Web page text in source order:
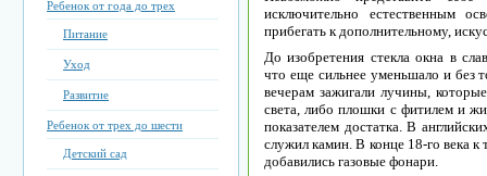
Ребенок от года до трех
Питание
Уход
Развитие
Ребенок от трех до шести
Детский сад
исключительно естественным
прибегать к дополнительному,
До изобретения стекла окна в
что еще сильнее уменьшало и без
вечерам зажигали лучины,
света, либо плошки с фитилем и
показателем достатка. В
служил камин. В конце 18-го века
добавились газовые фонари.